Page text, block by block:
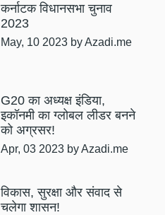
कर्नाटक विधानसभा चुनाव
2023
May, 10 2023 by Azadi.me
G20 का अध्यक्ष इंडिया,
इकॉनमी का ग्लोबल लीडर बनने
को अग्रसर!
Apr, 03 2023 by Azadi.me
विकास, सुरक्षा और संवाद से
चलेगा शासन!